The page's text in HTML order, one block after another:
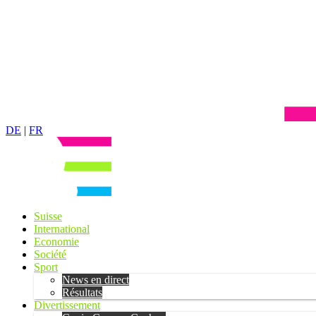
DE | FR
Suisse
International
Economie
Société
Sport
News en direct
Résultats
Divertissement